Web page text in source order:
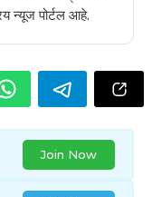
न्यूज पोर्टल आहे.
Join Now